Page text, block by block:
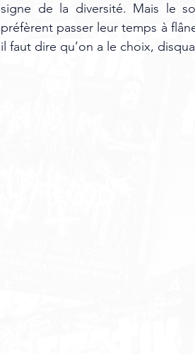
signe de la diversité. Mais le
préfèrent passer leur temps à
il faut dire qu’on a le choix,